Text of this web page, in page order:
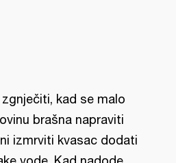
kad se malo
brašna napraviti
izmrviti kvasac dodati